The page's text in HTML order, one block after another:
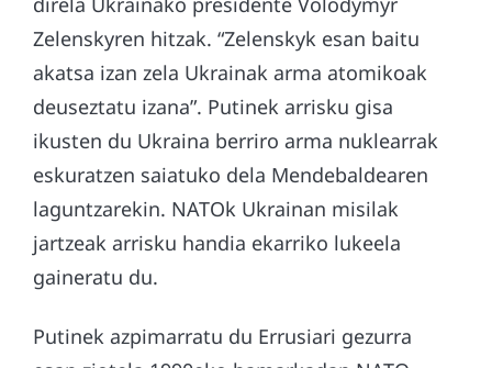
Zelenskyren hitzak. “Zelenskyk esan baitu
akatsa izan zela Ukrainak arma atomikoak
deuseztatu izana”. Putinek arrisku gisa
ikusten du Ukraina berriro arma nuklearrak
eskuratzen saiatuko dela Mendebaldearen
laguntzarekin. NATOk Ukrainan misilak
jartzeak arrisku handia ekarriko lukeela
gaineratu du.
Putinek azpimarratu du Errusiari gezurra